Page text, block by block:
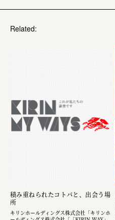
Related:
積み重ねられたコトバと、出会う場
所
キリンホールディングス株式会社「キリンホ